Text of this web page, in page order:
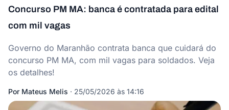
Concurso PM MA: banca é contratada para edital
com mil vagas
Governo do Maranhão contrata banca que cuidará do
concurso PM MA, com mil vagas para soldados. Veja
os detalhes!
Por Mateus Melis · 25/05/2026 às 14:16